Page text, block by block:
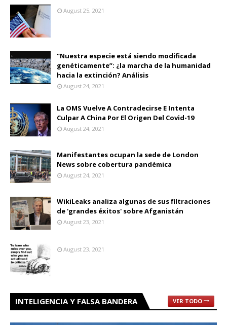
August 25, 2021
“Nuestra especie está siendo modificada
genéticamente”: ¿la marcha de la humanidad
hacia la extinción? Análisis
August 24, 2021
La OMS Vuelve A Contradecirse E Intenta
Culpar A China Por El Origen Del Covid-19
August 24, 2021
Manifestantes ocupan la sede de London
News sobre cobertura pandémica
August 24, 2021
WikiLeaks analiza algunas de sus filtraciones
de 'grandes éxitos' sobre Afganistán
August 23, 2021
August 23, 2021
INTELIGENCIA Y FALSA BANDERA VER TODO